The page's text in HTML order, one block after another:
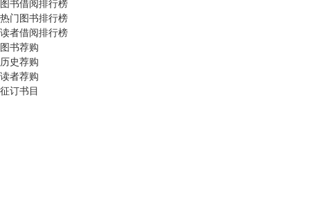
图书借阅排行榜
热门图书排行榜
读者借阅排行榜
图书荐购
历史荐购
读者荐购
征订书目